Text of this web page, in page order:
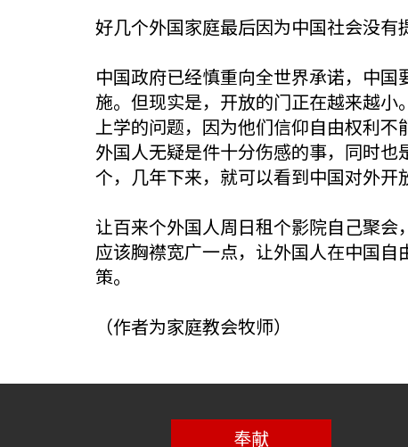
好几个外国家庭最后因为中国社会没有
中国政府已经慎重向全世界承诺，中
施。但现实是，开放的门正在越来越
上学的问题，因为他们信仰自由权利
外国人无疑是件十分伤感的事，同时
个，几年下来，就可以看到中国对外开
让百来个外国人周日租个影院自己聚
应该胸襟宽广一点，让外国人在中国
策。
（作者为家庭教会牧师）
奉献